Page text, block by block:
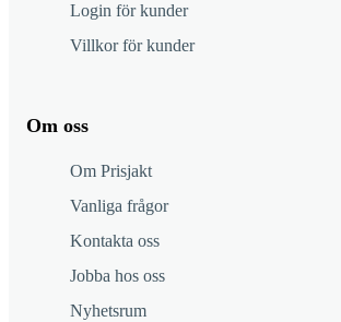
Login för kunder
Villkor för kunder
Om oss
Om Prisjakt
Vanliga frågor
Kontakta oss
Jobba hos oss
Nyhetsrum